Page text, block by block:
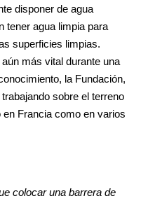
disponer de agua
tener agua limpia para
superficies limpias.
más vital durante una
la Fundación,
sobre el terreno
Francia como en varios
colocar una barrera de